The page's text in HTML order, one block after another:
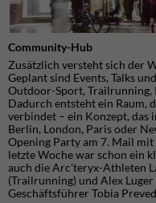
Community-Hub
Zusätzlich versteht sich der
Geplant sind Events, Talks
Outdoor-Sport,
Dadurch entsteht ein Raum,
verbindet – ein Konzept,
Berlin, London, Paris oder
Opening Party am 7. Mail
letzte Woche war schon ein
auch die Arc'teryx-Athleten
(Trailrunning) und Alex
Geschäftsführer Tobia